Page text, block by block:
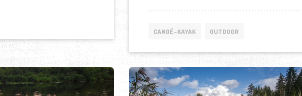
CANOË-KAYAK OUTDOOR